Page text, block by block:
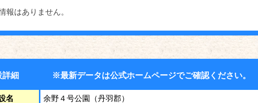
報はありません。
詳細 ※最新データは公式ホームページでご確認ください。
名 余野４号公園（丹羽郡）